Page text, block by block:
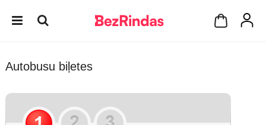
Autobusu biļetes